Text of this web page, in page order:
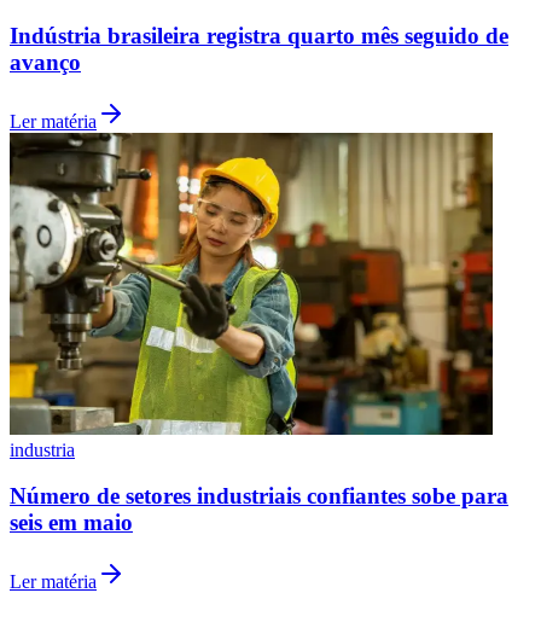
Flamengo
Indústria brasileira registra quarto mês seguido de
avanço
Ler matéria
industria
Número de setores industriais confiantes sobe para
seis em maio
Ler matéria